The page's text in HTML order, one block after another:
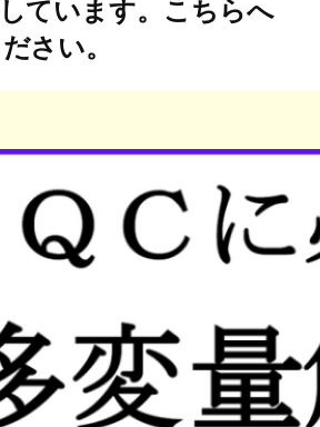
ています。こちらへ
さい。